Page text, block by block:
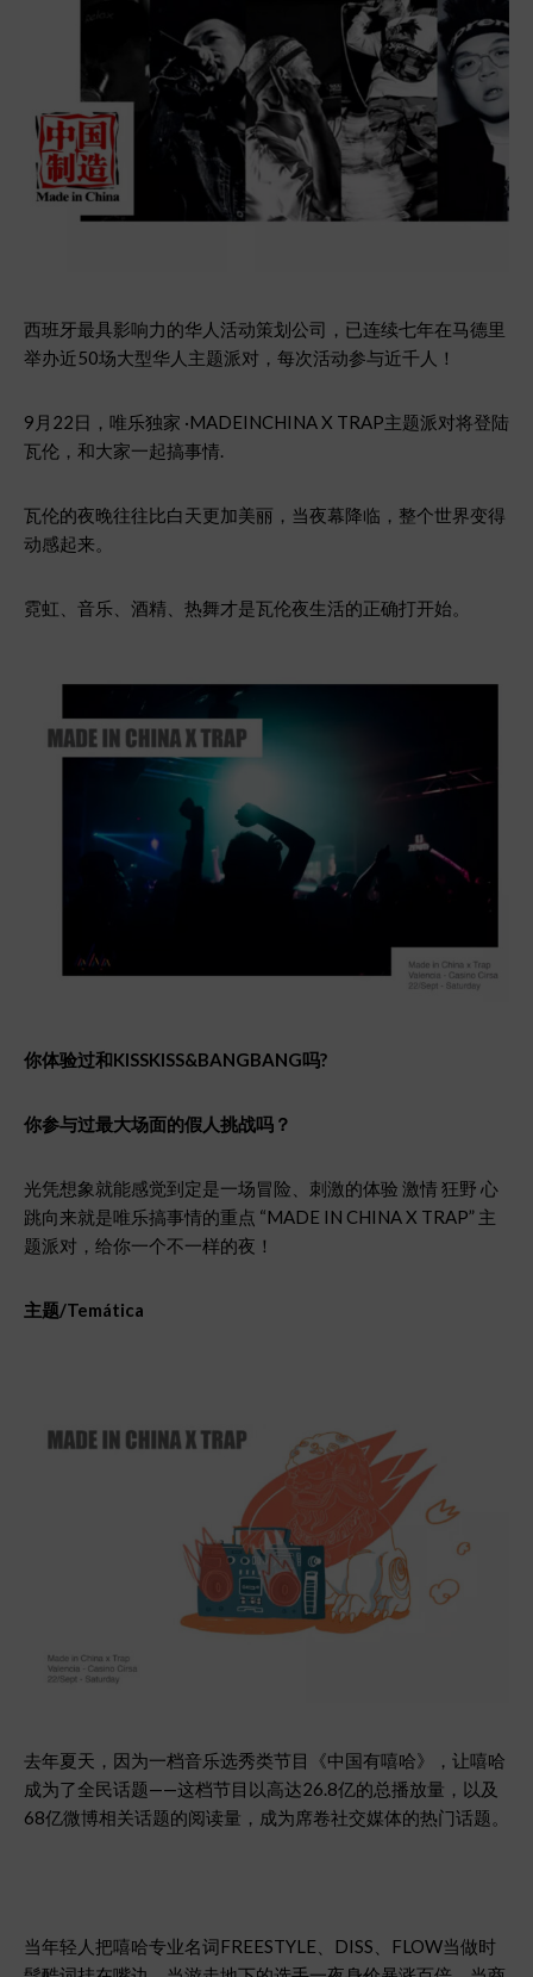
西班牙最具影响力的华人活动策划公司，已连续七年在马德里
举办近50场大型华人主题派对，每次活动参与近千人！
9月22日，唯乐独家 ·MADEINCHINA X TRAP主题派对将登陆
瓦伦，和大家一起搞事情.
瓦伦的夜晚往往比白天更加美丽，当夜幕降临，整个世界变得
动感起来。
霓虹、音乐、酒精、热舞才是瓦伦夜生活的正确打开始。
你体验过和KISSKISS&BANGBANG吗?
你参与过最大场面的假人挑战吗？
光凭想象就能感觉到定是一场冒险、刺激的体验 激情 狂野 心
跳向来就是唯乐搞事情的重点 “MADE IN CHINA X TRAP” 主
题派对，给你一个不一样的夜！
主题/Temática
去年夏天，因为一档音乐选秀类节目《中国有嘻哈》，让嘻哈
成为了全民话题——这档节目以高达26.8亿的总播放量，以及
68亿微博相关话题的阅读量，成为席卷社交媒体的热门话题。
当年轻人把嘻哈专业名词FREESTYLE、DISS、FLOW当做时